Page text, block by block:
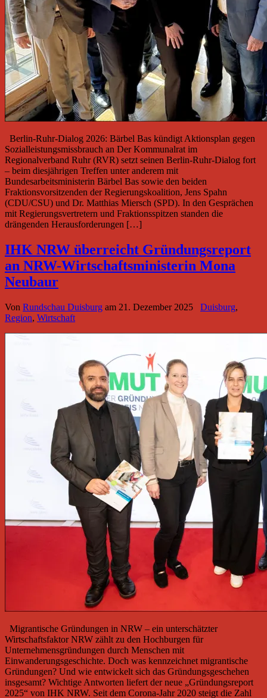
Berlin-Ruhr-Dialog 2026: Bärbel Bas kündigt Aktionsplan gegen
Sozialleistungsmissbrauch an Der Kommunalrat im
Regionalverband Ruhr (RVR) setzt seinen Berlin-Ruhr-Dialog fort
– beim diesjährigen Treffen unter anderem mit
Bundesarbeitsministerin Bärbel Bas sowie den beiden
Fraktionsvorsitzenden der Regierungskoalition, Jens Spahn
(CDU/CSU) und Dr. Matthias Miersch (SPD). In den Gesprächen
mit Regierungsvertretern und Fraktionsspitzen standen die
drängenden Herausforderungen […]
IHK NRW überreicht Gründungsreport
an NRW-Wirtschaftsministerin Mona
Neubaur
Von Rundschau Duisburg am 21. Dezember 2025 Duisburg,
Region, Wirtschaft
Migrantische Gründungen in NRW – ein unterschätzter
Wirtschaftsfaktor NRW zählt zu den Hochburgen für
Unternehmensgründungen durch Menschen mit
Einwanderungsgeschichte. Doch was kennzeichnet migrantische
Gründungen? Und wie entwickelt sich das Gründungsgeschehen
insgesamt? Wichtige Antworten liefert der neue „Gründungsreport
2025“ von IHK NRW. Seit dem Corona-Jahr 2020 steigt die Zahl